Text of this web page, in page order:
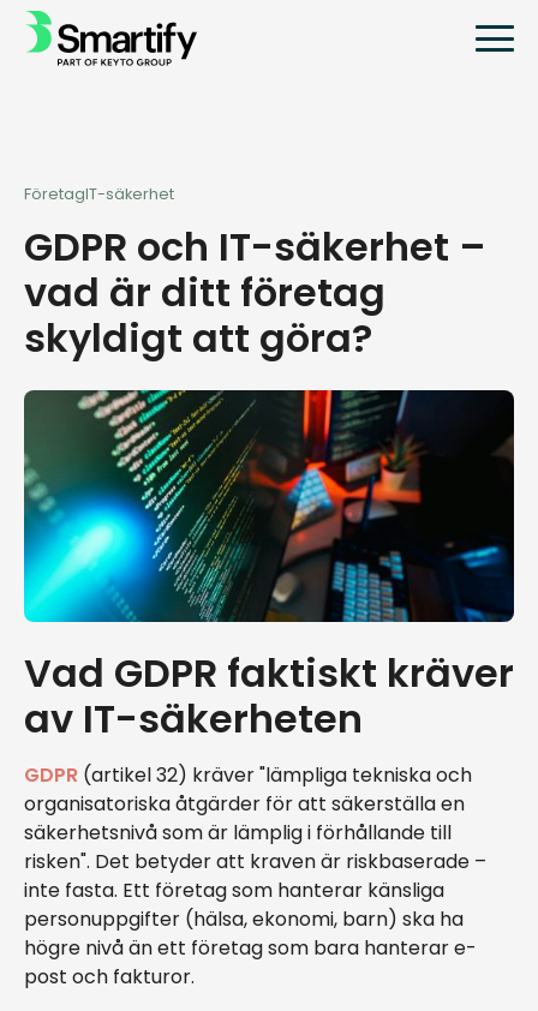
FöretagIT-säkerhet
GDPR och IT-säkerhet –
vad är ditt företag
skyldigt att göra?
Vad GDPR faktiskt kräver
av IT-säkerheten
GDPR (artikel 32) kräver "lämpliga tekniska och
organisatoriska åtgärder för att säkerställa en
säkerhetsnivå som är lämplig i förhållande till
risken". Det betyder att kraven är riskbaserade –
inte fasta. Ett företag som hanterar känsliga
personuppgifter (hälsa, ekonomi, barn) ska ha
högre nivå än ett företag som bara hanterar e-
post och fakturor.